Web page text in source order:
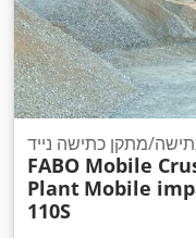
מתקן כתישה נייד
FABO Mobile
Plant Mobile
110S